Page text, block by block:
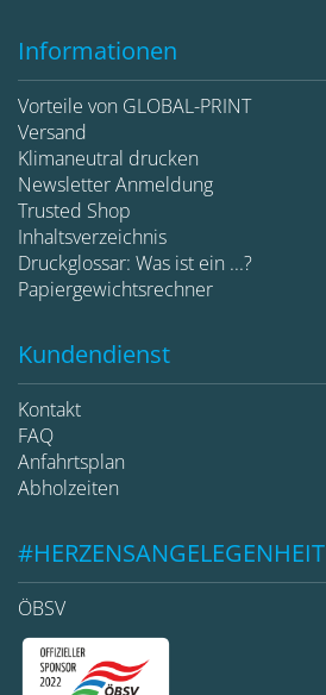
Informationen
Vorteile von GLOBAL-PRINT
Versand
Klimaneutral drucken
Newsletter Anmeldung
Trusted Shop
Inhaltsverzeichnis
Druckglossar: Was ist ein ...?
Papiergewichtsrechner
Kundendienst
Kontakt
FAQ
Anfahrtsplan
Abholzeiten
#HERZENSANGELEGENHEIT
ÖBSV